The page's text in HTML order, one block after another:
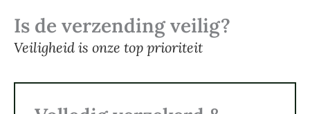
Is de verzending veilig?
Veiligheid is onze top prioriteit